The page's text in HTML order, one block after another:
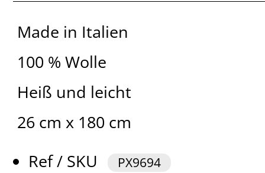
Made in Italien
100 % Wolle
Heiß und leicht
26 cm x 180 cm
Ref / SKU
PX9694